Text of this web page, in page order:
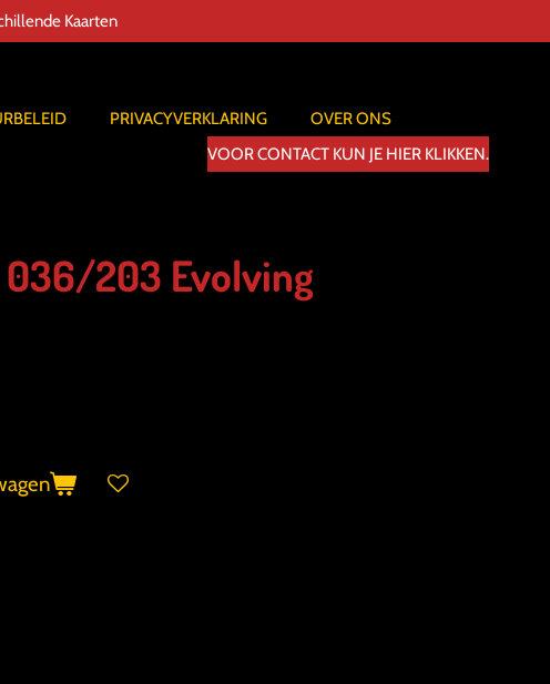
Kaarten
PRIVACYVERKLARING
OVER ONS
VOOR CONTACT KUN JE HIER KLIKKEN.
203 Evolving